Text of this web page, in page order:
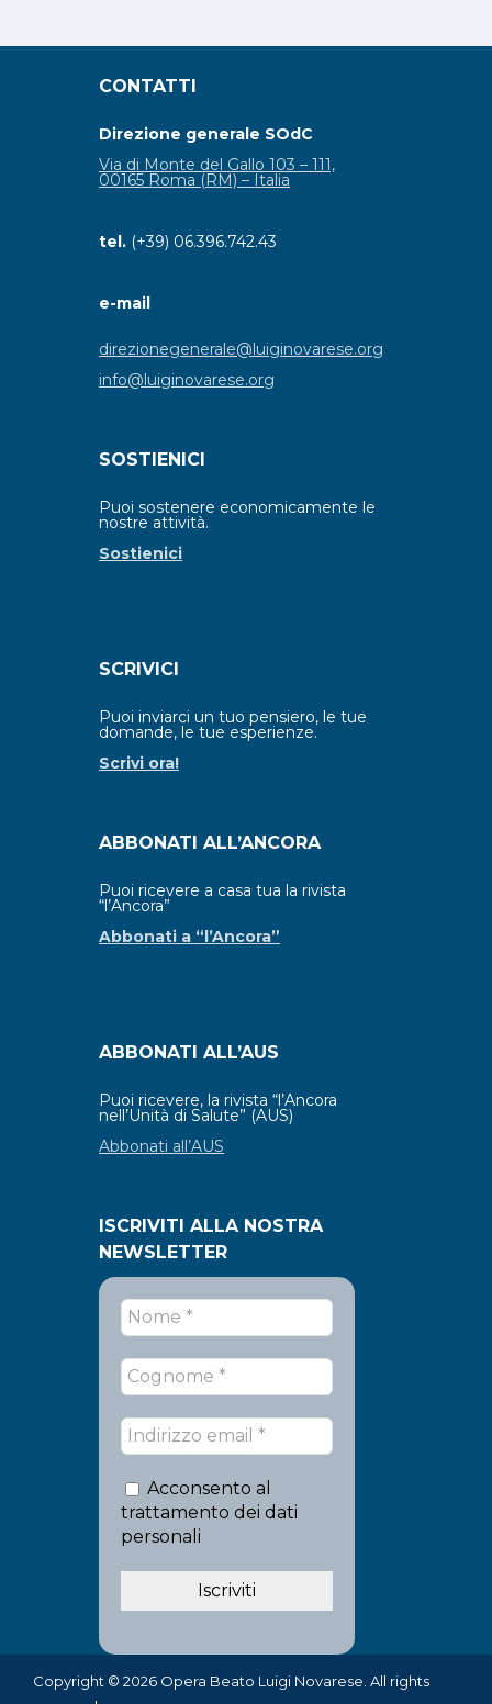
CONTATTI
Direzione generale SOdC
Via di Monte del Gallo 103 – 111,
00165 Roma (RM) – Italia
tel. (+39) 06.396.742.43
e-mail
direzionegenerale@luiginovarese.org
info@luiginovarese.org
SOSTIENICI
Puoi sostenere economicamente le
nostre attività.
Sostienici
SCRIVICI
Puoi inviarci un tuo pensiero, le tue
domande, le tue esperienze.
Scrivi ora!
ABBONATI ALL’ANCORA
Puoi ricevere a casa tua la rivista
“l’Ancora”
Abbonati a “l’Ancora”
ABBONATI ALL’AUS
Puoi ricevere, la rivista “l’Ancora
nell’Unità di Salute” (AUS)
Abbonati all’AUS
ISCRIVITI ALLA NOSTRA
NEWSLETTER
Acconsento al
trattamento dei dati
personali
Copyright © 2026 Opera Beato Luigi Novarese. All rights